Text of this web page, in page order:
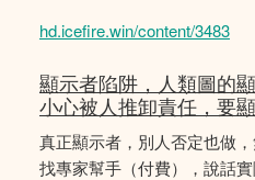
hd.icefire.win/content/3483
顯示者陷阱，人類圖的
小心被人推卸責任，要
真正顯示者，別人否定也做
找專家幫手（付費），說話